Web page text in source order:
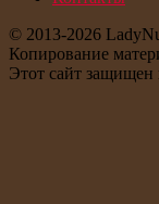
© 2013-2026
Копирование
Этот сайт